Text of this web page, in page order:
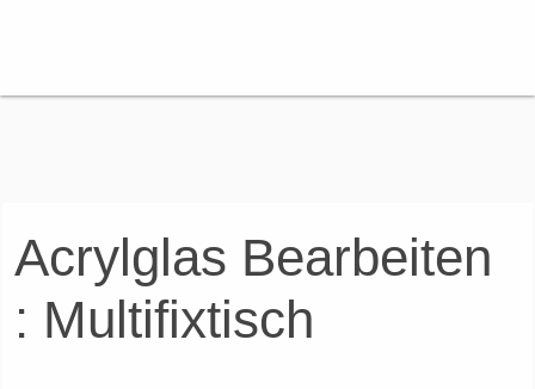
Acrylglas Bearbeiten
: Multifixtisch